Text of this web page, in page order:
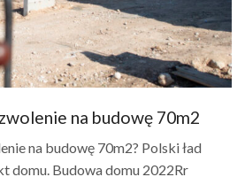
na budowę 70m2
na budowę 70m2? Polski ład
domu. Budowa domu 2022Rr